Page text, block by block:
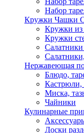
Набор
Кружки Чашки
Кружки из
Кружки
Нержавеющая
Блюдо,
Кастрюли,
Миска,
Чайники
Кулинарные
Доски